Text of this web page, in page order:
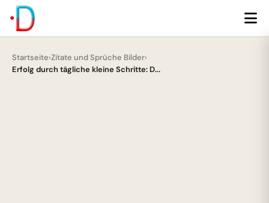
Startseite›Zitate und Sprüche Bilder›
Erfolg durch tägliche kleine Schritte: D...